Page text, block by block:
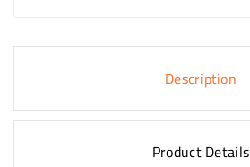
Description
Product Details